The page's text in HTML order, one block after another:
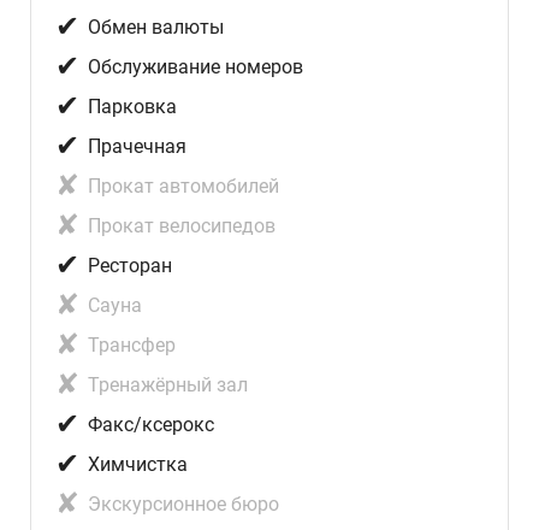
✔ Обмен валюты
✔ Обслуживание номеров
✔ Парковка
✔ Прачечная
✘ Прокат автомобилей
✘ Прокат велосипедов
✔ Ресторан
✘ Сауна
✘ Трансфер
✘ Тренажёрный зал
✔ Факс/ксерокc
✔ Химчистка
✘ Экскурсионное бюро